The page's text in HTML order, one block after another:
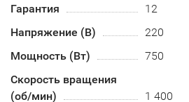
Гарантия
12
Напряжение (В)
220
Мощность (Вт)
750
Скорость вращения
(об/мин)
1 400